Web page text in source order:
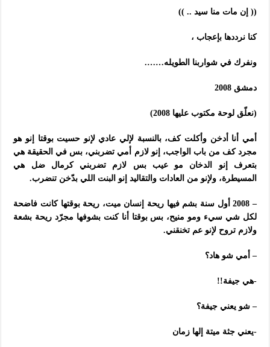
(( إن مات منا سيد .. ))
كنا نرددها بإعجاب ،
ونفرك في شواربنا الطويله…….
دمشق 2008
(نعلّق لوحة مكتوب عليها 2008)
أمي أنا أدخن وأكلت كف، بالنسبة لإلي عادي لإنو حسيت بوقتا إنو هو
مجرد كف من باب الواجب، إنو لازم أمي تضربني، بس في الحقيقة هي
بتعرف إنو الدخان مو عيب بس لازم تضربني كرمال ضل هي
المسيطرة، ولإنو من العادات والتقاليد إنو البنت اللي بدّخن تنضرب.
– 2008 أول سنة بشم فيها ريحة إنسان ميت، ريحة بوقتها كانت فاضحة
لكل شي سيء ومو منيح، بس بوقتا أنا كنت بشوفها مجرّد ريحة بشعة
ولازم تروح لإنو عم تخنقني.
– أمي شو هاد؟
-هي جيفة!!
– شو يعني جيفة؟
-يعني جثة ميتة إلها زمان